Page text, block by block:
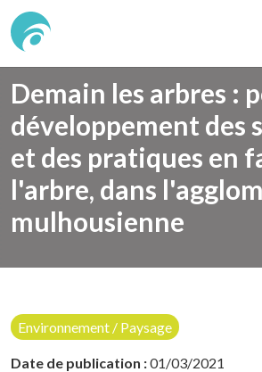
Demain les arbres :
développement des
et des pratiques en
l'arbre, dans
mulhousienne
Environnement / Paysage
Date de publication :01/03/2021